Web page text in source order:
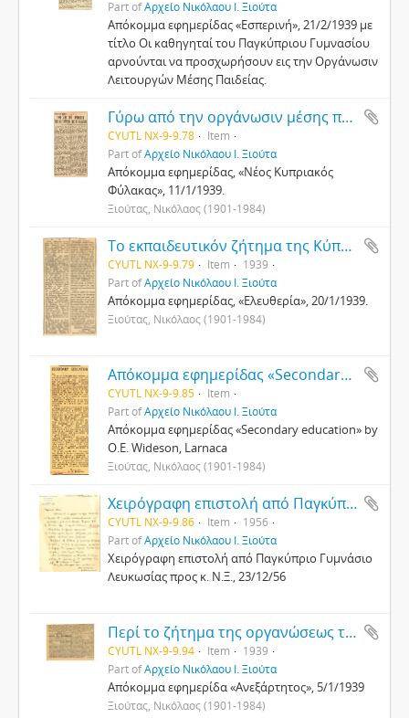
Part ofΑρχείο Νικόλαου Ι. Ξιούτα
Απόκομμα εφημερίδας «Εσπερινή», 21/2/1939 με
τίτλο Οι καθηγηταί του Παγκύπριου Γυμνασίου
αρνούνται να προσχωρήσουν εις την Οργάνωσιν
Λειτουργών Μέσης Παιδείας.
Γύρω από την οργάνωσιν μέσης παιδείας
CYUTL NX-9-9.78
Item
Part ofΑρχείο Νικόλαου Ι. Ξιούτα
Απόκομμα εφημερίδας, «Νέος Κυπριακός
Φύλακας», 11/1/1939.
Ξιούτας, Νικόλαος (1901-1984)
Το εκπαιδευτικόν ζήτημα της Κύπρου : η μέση εκπαίδευσις εν Κύπρω
CYUTL NX-9-9.79 Item
1939
Part ofΑρχείο Νικόλαου Ι. Ξιούτα
Απόκομμα εφημερίδας, «Ελευθερία», 20/1/1939.
Ξιούτας, Νικόλαος (1901-1984)
Απόκομμα εφημερίδας «Secondary education»
CYUTL NX-9-9.85
Item
Part ofΑρχείο Νικόλαου Ι. Ξιούτα
Απόκομμα εφημερίδας «Secondary education» by
O.E. Wideson, Larnaca
Ξιούτας, Νικόλαος (1901-1984)
Χειρόγραφη επιστολή από Παγκύπριο Γυμνάσιο Λευκωσίας
CYUTL NX-9-9.86 Item
1956
Part ofΑρχείο Νικόλαου Ι. Ξιούτα
Χειρόγραφη επιστολή από Παγκύπριο Γυμνάσιο
Λευκωσίας προς κ. Ν.Ξ., 23/12/56
Περί το ζήτημα της οργανώσεως των καθηγητών
CYUTL NX-9-9.94 Item
1939
Part ofΑρχείο Νικόλαου Ι. Ξιούτα
Απόκομμα εφημερίδα «Ανεξάρτητος», 5/1/1939
Ξιούτας, Νικόλαος (1901-1984)